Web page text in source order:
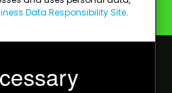
Data Responsibility Site.